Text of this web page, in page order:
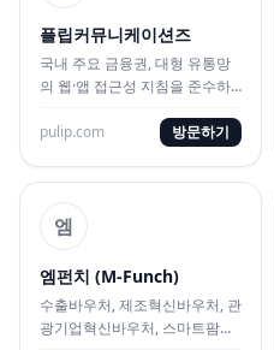
플립커뮤니케이션즈
국내 주요 금융권, 대형 유통망
의 웹·앱 접근성 지침을 준수하
축 대행사
pulip.com 방문하기
엠
엠펀치 (M-Funch)
수출바우처, 제조혁신바우처, 관
광기업혁신바우처, 스마트팜